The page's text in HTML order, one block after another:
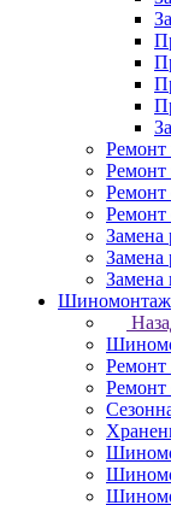
Ремонт
Ремонт
Ремонт
Замена
Замена
Замена
Шиномонтаж
Ремонт
Ремонт